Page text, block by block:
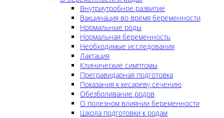
Внутриутробное развитие
Вакцинация во время беременности
Нормальные роды
Нормальная беременность
Необходимые исследования
Лактация
Клинические симптомы
Прегравидарная подготовка
Показания к кесареву сечению
Обезболивание родов
О полезном влиянии беременности
Школа подготовки к родам